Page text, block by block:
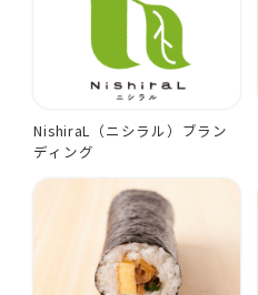
NishiraL（ニシラル）ブラン
ディング